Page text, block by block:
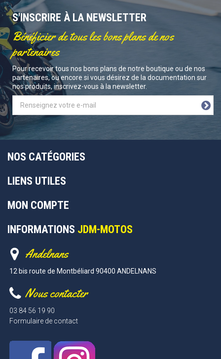
S'INSCRIRE À LA NEWSLETTER
Bénéficier de tous les bons plans de nos
partenaires
Pour recevoir tous nos bons plans de notre boutique ou de nos
partenaires, ou encore si vous désirez de la documentation sur
nos produits, inscrivez-vous à la newsletter.
NOS CATÉGORIES
LIENS UTILES
MON COMPTE
INFORMATIONS JDM-MOTOS
Andelnans
12 bis route de Montbéliard 90400 ANDELNANS
Nous contacter
03 84 56 19 90
Formulaire de contact